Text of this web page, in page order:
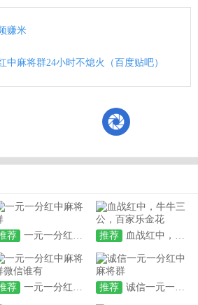
赚米
中麻将群24小时不熄火（百度贴吧）
荐 一元一分红中麻将群 推荐 血战红中，牛牛三公，百家乐金花
荐 一元一分红中麻将群微信谁有 推荐 诚信一元一分红中麻将群